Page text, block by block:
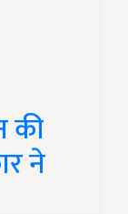
की
ने